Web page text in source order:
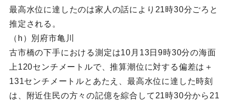
最高水位に達したのは家人の話により21時30分ごろと
推定される。
（h）別府市亀川
古市橋の下手における測定は10月13日9時30分の海面
上120センチメートルで、推算潮位に対する偏差は＋
131センチメートルとあたえ、最高水位に達した時刻
は、附近住民の方々の記億を綜合して21時30分から21